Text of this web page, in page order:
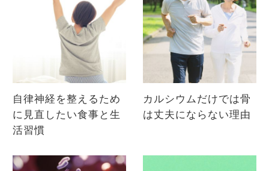
自律神経を整えるため
に見直したい食事と生
活習慣
カルシウムだけでは骨
は丈夫にならない理由